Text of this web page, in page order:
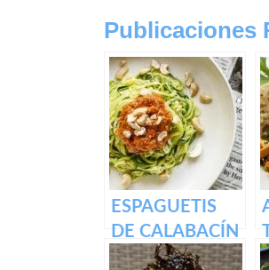
Publicaciones
ESPAGUETIS
DE CALABACÍN
CON PESTO